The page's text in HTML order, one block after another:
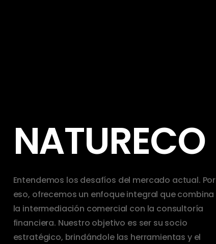
NATURECO
Entendemos los desafíos del mercado actual. Por
eso, ofrecemos un enfoque integral que combina
la intermediación comercial con la consultoría
financiera. Nuestro objetivo es ser su socio
estratégico, brindándole las herramientas y el